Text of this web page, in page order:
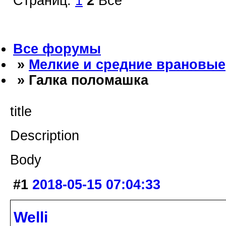
Все форумы
» Мелкие и средние врановые
» Галка поломашка
title
Description
Body
#1 2018-05-15 07:04:33
Welli